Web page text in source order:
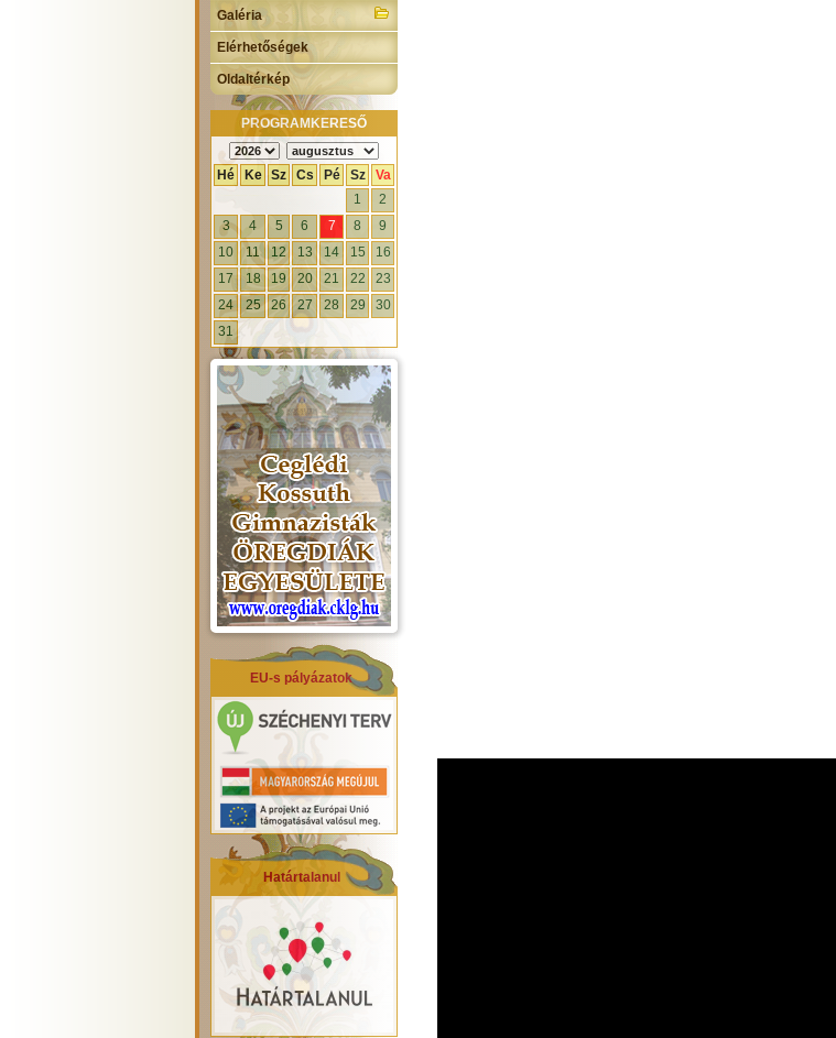
Galéria
Elérhetőségek
Oldaltérkép
PROGRAMKERESŐ
Hé Ke Sz Cs Pé Sz
Va
1
2
3
4 5 6 7 8
9
10
11 12 13 14 15
16
17
18 19 20 21 22
23
24
25 26 27 28 29
30
31
EU-s pályázatok
Határtalanul